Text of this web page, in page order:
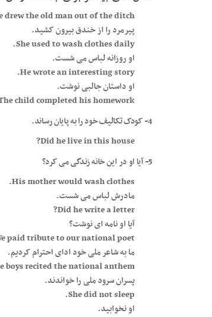
drew the old man out of the ditch.
پیرمرد را از خندق بیرون کشید.
She used to wash clothes daily.
او روزانه لباس می شست.
He wrote an interesting story.
او داستان جالبی نوشت.
child completed his homework.
4- کودک تکالیف خود را به پایان رساند.
Did he live in this house?
5- آیا او در این خانه زندگی می کرد؟
His mother would wash clothes.
مادرش لباس می شست.
Did he write a letter?
آیا او نامه ای نوشت؟
paid tribute to our national poet.
ما به شاعر ملی خود ادای احترام کردیم.
boys recited the national anthem.
پسران سرود ملی را خواندند.
She did not sleep.
او نخوابید.